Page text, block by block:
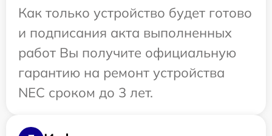
Как только устройство будет готово
и подписания акта выполненных
работ Вы получите официальную
гарантию на ремонт устройства
NEC сроком до 3 лет.